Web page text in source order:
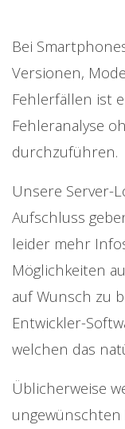
Bei
Versionen,
Fehlerfällen ist
Fehleranalyse
durchzuführen.
Unsere Server-
Aufschluss
leider mehr
Möglichkeiten
auf Wunsch zu
Entwickler-
welchen das
Üblicherweise
ungewünschten